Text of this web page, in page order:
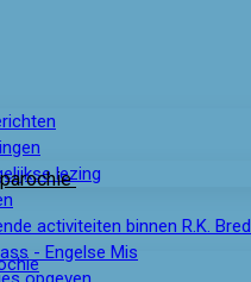
lezing
activiteiten binnen R.K.
- Engelse Mis